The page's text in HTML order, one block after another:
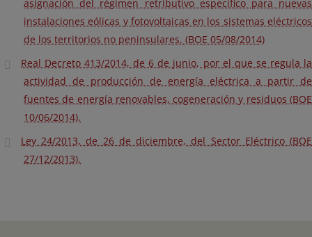
asignación del régimen retributivo específico para nuevas
instalaciones eólicas y fotovoltaicas en los sistemas eléctricos
de los territorios no peninsulares. (BOE 05/08/2014)
Real Decreto 413/2014, de 6 de junio, por el que se regula la
actividad de producción de energía eléctrica a partir de
fuentes de energía renovables, cogeneración y residuos (BOE
10/06/2014).
Ley 24/2013, de 26 de diciembre, del Sector Eléctrico (BOE
27/12/2013).